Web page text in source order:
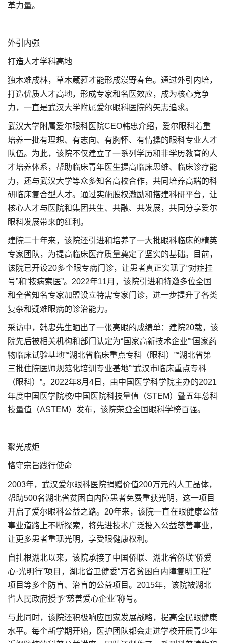
革力量。
外引内强
打造人才学科高地
独木难成林，草木葳蕤才能形成漫野春色。通过外引内培，
打造优质人才高地，形成专家和名医效应，成为核心竞争
力，一直是武汉大学附属爱尔眼科医院的矢志追求。
武汉大学附属爱尔眼科医院CEO韩忠介绍，爱尔眼科着重
培养一批有理想、有志向、有胸怀、有情操的眼科专业人才
队伍。为此，该院不仅建立了一系列学历和非学历教育的人
才培养体系，帮助临床青年医生提高临床思维、临床诊疗能
力，还与武汉大学等众多知名高校合作，共同培养高端的科
研临床复合型人才。通过实施股权激励和搭建科研平台，让
核心人才与医院和集团共生、共融、共发展，共同分享爱尔
眼科发展带来的红利。
建院二十年来，该院还引进和培养了一大批眼科临床的精英
专家团队，为提高临床医疗质量奠定了坚实的基础。目前，
该院已开设20多个眼专病门诊，让患者真正实现了“对症挂
号”和“按病索医”。2022年11月，该院引进和特邀多位全国
和全省知名专家加盟设立特需专家门诊，进一步提升了各类
复杂和疑难眼病的诊治能力。
采访中，韩忠先生晒出了一张亮眼的成绩单：建院20载，该
院先后被相关机构和部门认定为“国家高新技术企业”“国家药
物临床试验基地”“湖北省临床重点专科（眼科）”“湖北省第
三批住院医师规范化培训专业基地”“武汉市临床重点专科
（眼科）”。2022年8月4日，由中国医学科学院主办的2021
年度中国医学院校/中国医院科技量值（STEM）暨五年总科
技量值（ASTEM）发布，该院荣登全国眼科学榜百强。
聚光成炬
恪守宗旨践行使命
2003年，武汉爱尔眼科医院捐赠价值200万元的人工晶体，
帮助500名湖北省贫困白内障患者免费重获光明，这一项目
开启了爱尔眼科公益之路。20年来，该院一直在眼健康公益
事业道路上不断探索，将先进技术广泛投入公益慈善事业，
让更多患者重现光明，享受眼健康权利。
自扎根湖北以来，该院承接了中国侨联、湖北省侨联“侨爱
心·光明行”项目，湖北省卫健委“万名贫困白内障复明工程”
项目等多个防盲、治盲的公益项目。2015年，该院被湖北
省人民政府授予“慈善爱心企业”称号。
与此同时，该院还积极响应国家发展战略，提高全民眼健康
水平。每个新学期开始，医护团队都会走进学校开展青少年